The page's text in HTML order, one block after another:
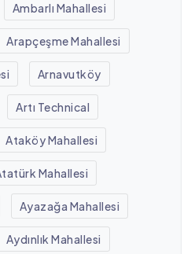
Ambarlı Mahallesi
Arapçeşme Mahallesi
Arnavutköy
Artı Technical
Ataköy Mahallesi
Mahallesi
Ayazağa Mahallesi
Aydınlık Mahallesi